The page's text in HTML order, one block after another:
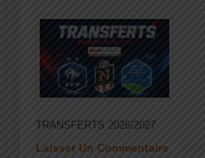
TRANSFERTS 2026/2027
Laisser Un Commentaire